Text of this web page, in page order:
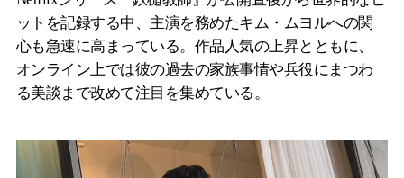
ットを記録する中、主演を務めたキム・ムヨルへの関
心も急速に高まっている。作品人気の上昇とともに、
オンライン上では彼の過去の家族事情や兵役にまつわ
る美談まで改めて注目を集めている。